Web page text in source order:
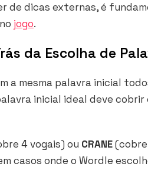
de dicas externas, é
jogo.
da Escolha de
a mesma palavra inicial
inicial ideal deve
4 vogais) ou CRANE
casos onde o Wordle